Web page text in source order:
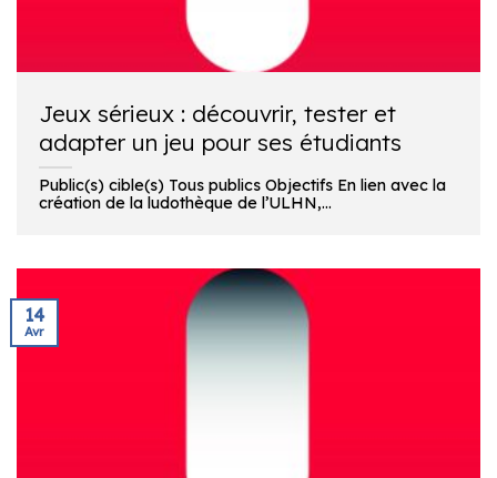
Jeux sérieux : découvrir, tester et
adapter un jeu pour ses étudiants
Public(s) cible(s) Tous publics Objectifs En lien avec la
création de la ludothèque de l’ULHN,...
14
Avr